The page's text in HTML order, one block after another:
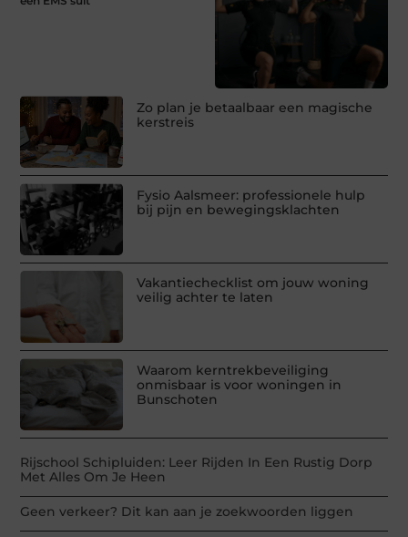
Zo plan je betaalbaar een magische
kerstreis
Fysio Aalsmeer: professionele hulp
bij pijn en bewegingsklachten
Vakantiechecklist om jouw woning
veilig achter te laten
Waarom kerntrekbeveiliging
onmisbaar is voor woningen in
Bunschoten
Rijschool Schipluiden: Leer Rijden In Een Rustig Dorp
Met Alles Om Je Heen
Geen verkeer? Dit kan aan je zoekwoorden liggen